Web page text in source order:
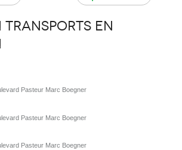
transports en
Pasteur Marc Boegner
Pasteur Marc Boegner
Pasteur Marc Boegner